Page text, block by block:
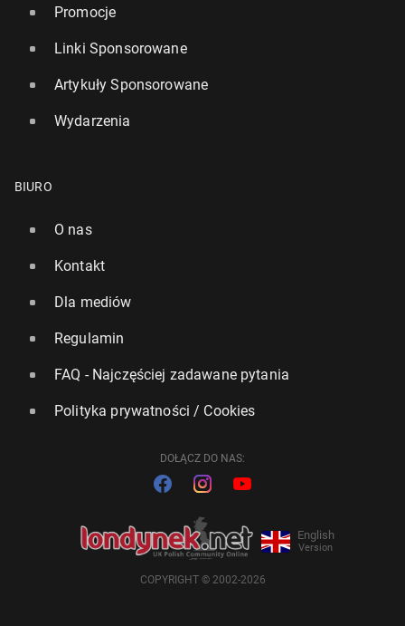
Promocje
Linki Sponsorowane
Artykuły Sponsorowane
Wydarzenia
BIURO
O nas
Kontakt
Dla mediów
Regulamin
FAQ - Najczęściej zadawane pytania
Polityka prywatności / Cookies
DOŁĄCZ DO NAS:
English
Version
COPYRIGHT © 2002-2026